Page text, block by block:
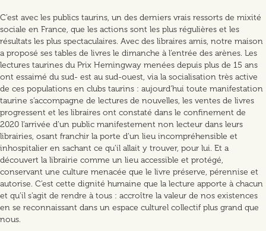
C’est avec les publics taurins, un des derniers vrais ressorts de mixité
sociale en France, que les actions sont les plus régulières et les
résultats les plus spectaculaires. Avec des libraires amis, notre maison
a proposé ses tables de livres le dimanche à l’entrée des arènes. Les
lectures taurines du Prix Hemingway menées depuis plus de 15 ans
ont essaimé du sud- est au sud-ouest, via la socialisation très active
de ces populations en clubs taurins : aujourd’hui toute manifestation
taurine s’accompagne de lectures de nouvelles, les ventes de livres
progressent et les libraires ont constaté dans le confinement de
2020 l’arrivée d’un public manifestement non lecteur dans leurs
librairies, osant franchir la porte d’un lieu incompréhensible et
inhospitalier en sachant ce qu’il allait y trouver, pour lui. Et a
découvert la librairie comme un lieu accessible et protégé,
conservant une culture menacée que le livre préserve, pérennise et
autorise. C’est cette dignité humaine que la lecture apporte à chacun
et qu’il s’agit de rendre à tous : accroître la valeur de nos existences
en se reconnaissant dans un espace culturel collectif plus grand que
nous.